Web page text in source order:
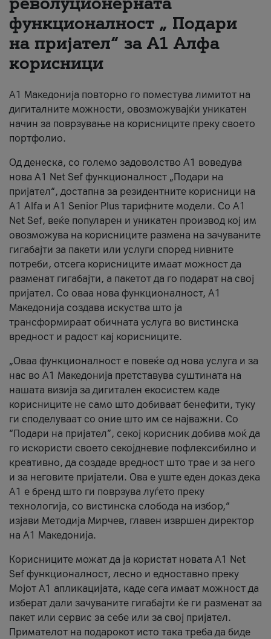
За нас
#ПодобарОнлајн
функционалност „ Подари
на пријател“ за А1 Алфа
корисници
А1 Македонија повторно го поместува лимитот на
дигиталните можности, овозможувајќи уникатен
начин за поврзување на корисниците преку своето
портфолио.
Од денеска, со големо задоволство А1 воведува
нова A1 Net Sef функционалност „Подари на
пријател“, достапна за резидентните корисници на
А1 Alfa и A1 Senior Plus тарифните модели. Со A1
Net Sef, веќе популарен и уникатен производ кој им
овозможува на корисниците размена на зачуваните
гигабајти за пакети или услуги според нивните
потреби, отсега корисниците имаат можност да
разменат гигабајти, а пакетот да го подарат на свој
пријател. Со оваа нова функционалност, А1
Македонија создава искуства што ја
трансформираат обичната услуга во вистинска
вредност и радост кај корисниците.
„Оваа функционалност е повеќе од нова услуга и за
нас во А1 Македонија претставува суштината на
нашата визија за дигитален екосистем каде
корисниците не само што добиваат бенефити, туку
ги споделуваат со оние што им се најважни. Со
“Подари на пријател”, секој корисник добива моќ да
го искористи своето секојдневие пофлексибилно и
креативно, да создаде вредност што трае и за него
и за неговите пријатели. Ова е уште еден доказ дека
А1 е бренд што ги поврзува луѓето преку
технологија, со вистинска слобода на избор,“
изјави Методија Мирчев, главен извршен директор
на А1 Македонија.
Корисниците можат да ја користат новата А1 Net
Sef функционалност, лесно и едноставно преку
Мојот А1 апликацијата, каде сега имаат можност да
изберат дали зачуваните гигабајти ќе ги разменат за
пакет или сервис за себе или за свој пријател.
Примателот на подарокот исто така треба да биде